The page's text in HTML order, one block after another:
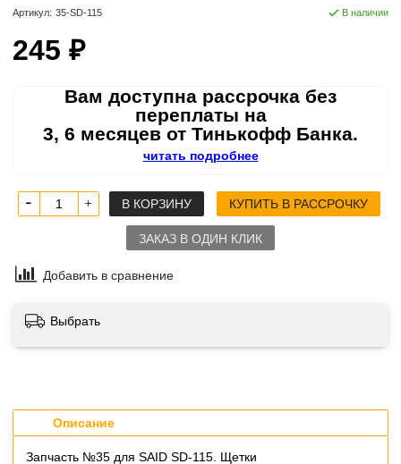
Артикул: 35-SD-115 В наличии
245 ₽
Вам доступна рассрочка без
переплаты на
3, 6 месяцев от Тинькофф Банка.
читать подробнее
В КОРЗИНУ КУПИТЬ В РАССРОЧКУ
ЗАКАЗ В ОДИН КЛИК
Добавить в сравнение
Выбрать
Описание
Запчасть №35 для SAID SD-115. Щетки